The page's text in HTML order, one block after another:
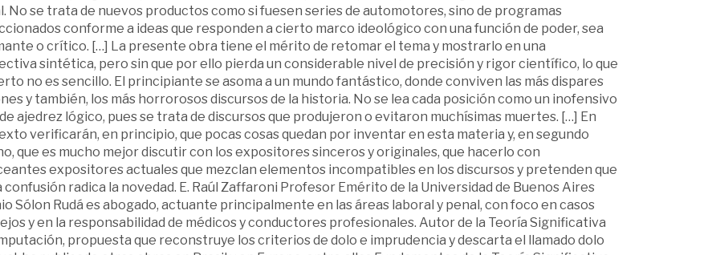
No se trata de nuevos productos como si fuesen series de automotores, sino de programas
conforme a ideas que responden a cierto marco ideológico con una función de poder, sea
o crítico. […] La presente obra tiene el mérito de retomar el tema y mostrarlo en una
sintética, pero sin que por ello pierda un considerable nivel de precisión y rigor científico, lo que
no es sencillo. El principiante se asoma a un mundo fantástico, donde conviven las más dispares
y también, los más horrorosos discursos de la historia. No se lea cada posición como un inofensivo
ajedrez lógico, pues se trata de discursos que produjeron o evitaron muchísimas muertes. […] En
verificarán, en principio, que pocas cosas quedan por inventar en esta materia y, en segundo
que es mucho mejor discutir con los expositores sinceros y originales, que hacerlo con
expositores actuales que mezclan elementos incompatibles en los discursos y pretenden que
confusión radica la novedad. E. Raúl Zaffaroni Profesor Emérito de la Universidad de Buenos Aires
Sólon Rudá es abogado, actuante principalmente en las áreas laboral y penal, con foco en casos
y en la responsabilidad de médicos y conductores profesionales. Autor de la Teoría Significativa
propuesta que reconstruye los criterios de dolo e imprudencia y descarta el llamado dolo